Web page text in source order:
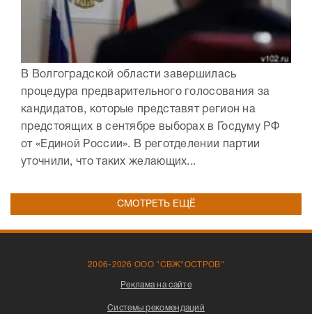
В Волгоградской области завершилась
процедура предварительного голосования за
кандидатов, которые представят регион на
предстоящих в сентябре выборах в Госдуму РФ
от «Единой России». В реготделении партии
уточнили, что таких желающих...
СМОТРЕТЬ ЕЩЁ
2006-2026 ООО "СВЖ"ОСТРОВ"
Реклама на сайте
Системы рекомендаций